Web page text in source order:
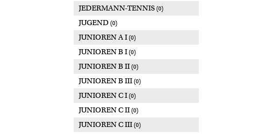
JEDERMANN-TENNIS (0)
JUGEND (0)
JUNIOREN A I (0)
JUNIOREN B I (0)
JUNIOREN B II (0)
JUNIOREN B III (0)
JUNIOREN C I (0)
JUNIOREN C II (0)
JUNIOREN C III (0)